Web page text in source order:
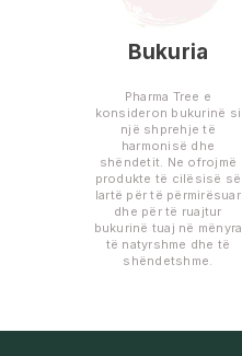
Bukuria
Pharma Tree e
konsideron bukurinë si
një shprehje të
harmonisë dhe
shëndetit. Ne ofrojmë
produkte të cilësisë së
lartë për të përmirësuar
dhe për të ruajtur
bukurinë tuaj në mënyra
të natyrshme dhe të
shëndetshme.